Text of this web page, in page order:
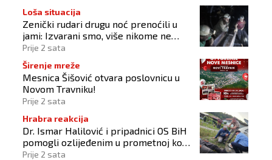
Loša situacija
Zenički rudari drugu noć prenoćili u
jami: Izvarani smo, više nikome ne
vjerujemo
Prije 2 sata
Širenje mreže
Mesnica Šišović otvara poslovnicu u
Novom Travniku!
Prije 2 sata
Hrabra reakcija
Dr. Ismar Halilović i pripadnici OS BiH
pomogli ozlijeđenim u prometnoj kod
Busovače!
Prije 2 sata